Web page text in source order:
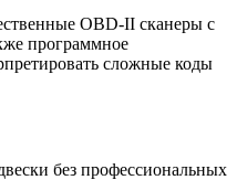
OBD-II сканеры с
программное
сложные коды
без профессиональных